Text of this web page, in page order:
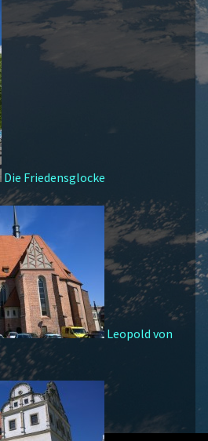
Die Friedensglocke
Leopold von